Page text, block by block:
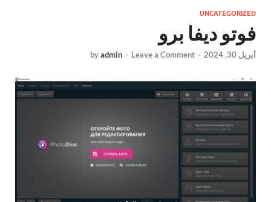
UNCATEGORIZED
فوتو ديفا برو
أبريل 30, 2024 -
byadmin - Leave a Comment